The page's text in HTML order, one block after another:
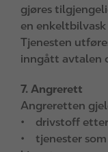
gjøres
en
Tjenesten
inngått avtalen
7. Angrerett
Angreretten
• drivstoff
• tjenester